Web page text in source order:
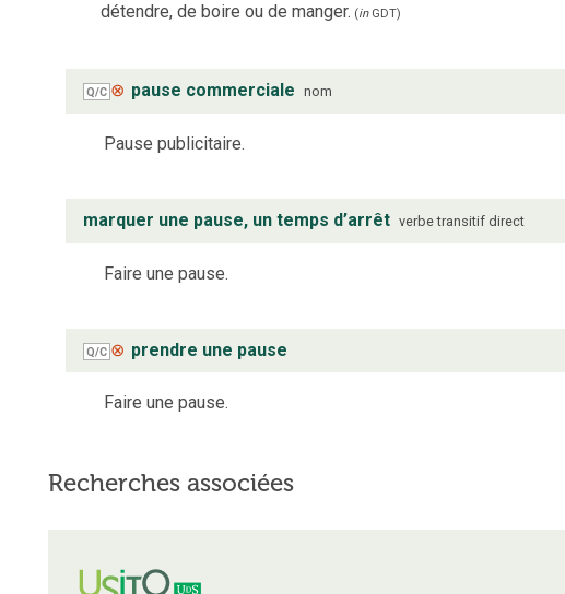
détendre, de boire ou de manger. (inGDT)
Q/C ⊗ pause commerciale nom
Pause publicitaire.
marquer une pause, un temps d’arrêt verbe transitif direct
Faire une pause.
Q/C ⊗ prendre une pause
Faire une pause.
Recherches associées